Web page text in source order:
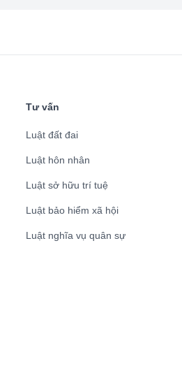
Tư vấn
Luật đất đai
Luật hôn nhân
Luật sở hữu trí tuệ
Luật bảo hiểm xã hội
Luật nghĩa vụ quân sự